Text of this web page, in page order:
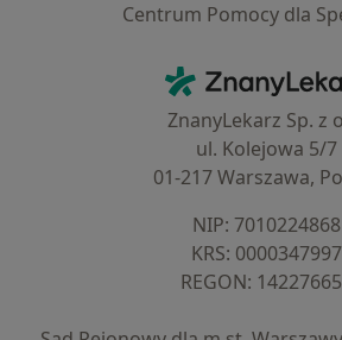
Centrum Pomocy dla
ZnanyLekarz Sp. z
ul. Kolejowa 5/7
01-217 Warszawa,
NIP: ⁠7010224868
KRS: ⁠0000347997
REGON: